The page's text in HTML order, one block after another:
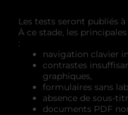
Les tests seront publiés à
À ce stade, les
:
navigation clavier
contrastes
graphiques,
formulaires sans
absence de sous-
documents PDF